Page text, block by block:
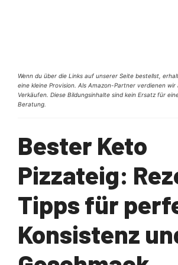
Wenn du über die Links auf unserer Seite bestellst,
eine kleine Provision. Als Amazon-Partner verdienen
Verkäufen. Diese Bildungsinhalte sind kein Ersatz für
Beratung.
Bester Keto
Pizzateig:
Tipps für
Konsistenz